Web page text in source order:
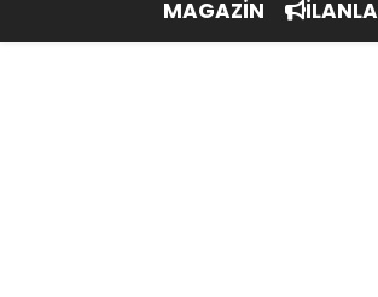
MAGAZİN
Tüm Manşetler